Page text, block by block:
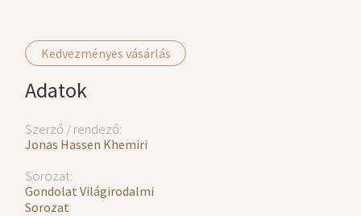
Kedvezményes vásárlás
Adatok
Szerző / rendező:
Jonas Hassen Khemiri
Sorozat:
Gondolat Világirodalmi
Sorozat